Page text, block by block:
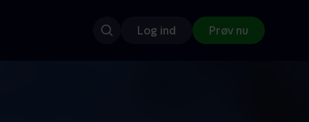
Log ind Prøv nu